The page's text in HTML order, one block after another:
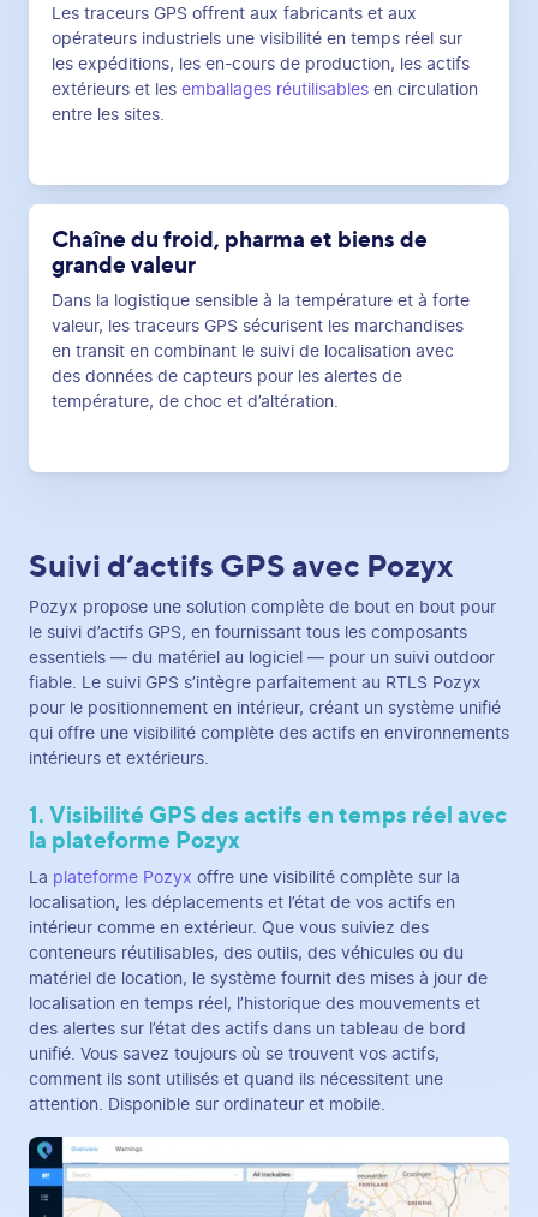
Les traceurs GPS offrent aux fabricants et aux
opérateurs industriels une visibilité en temps réel sur
les expéditions, les en-cours de production, les actifs
extérieurs et lesemballages réutilisables en circulation
entre les sites.
Chaîne du froid, pharma et biens de
grande valeur
Dans la logistique sensible à la température et à forte
valeur, les traceurs GPS sécurisent les marchandises
en transit en combinant le suivi de localisation avec
des données de capteurs pour les alertes de
température, de choc et d’altération.
Suivi d’actifs GPS avec Pozyx
Pozyx propose une solution complète de bout en bout pour
le suivi d’actifs GPS, en fournissant tous les composants
essentiels — du matériel au logiciel — pour un suivi outdoor
fiable. Le suivi GPS s’intègre parfaitement au RTLS Pozyx
pour le positionnement en intérieur, créant un système unifié
qui offre une visibilité complète des actifs en environnements
intérieurs et extérieurs.
1. Visibilité GPS des actifs en temps réel avec
la plateforme Pozyx
La plateforme Pozyx offre une visibilité complète sur la
localisation, les déplacements et l’état de vos actifs en
intérieur comme en extérieur. Que vous suiviez des
conteneurs réutilisables, des outils, des véhicules ou du
matériel de location, le système fournit des mises à jour de
localisation en temps réel, l’historique des mouvements et
des alertes sur l’état des actifs dans un tableau de bord
unifié. Vous savez toujours où se trouvent vos actifs,
comment ils sont utilisés et quand ils nécessitent une
attention. Disponible sur ordinateur et mobile.